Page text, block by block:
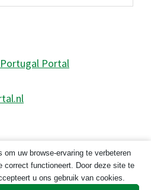
Portugal Portal
om uw browse-ervaring te verbeteren
correct functioneert. Door deze site te
u ons gebruik van cookies.